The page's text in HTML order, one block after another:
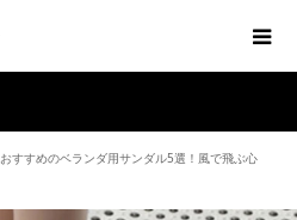
おすすめのベランダ用サンダル5選！風で飛ぶ心